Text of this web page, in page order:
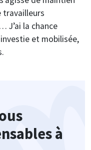
travailleurs
J’ai la chance
et mobilisée,
à